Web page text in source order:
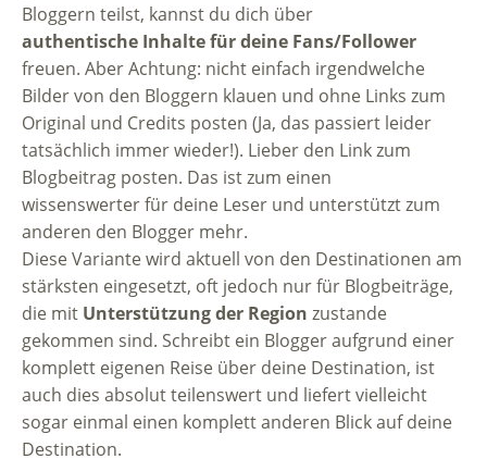
Bloggern teilst, kannst du dich über
authentische Inhalte für deine Fans/Follower
freuen. Aber Achtung: nicht einfach irgendwelche
Bilder von den Bloggern klauen und ohne Links zum
Original und Credits posten (Ja, das passiert leider
tatsächlich immer wieder!). Lieber den Link zum
Blogbeitrag posten. Das ist zum einen
wissenswerter für deine Leser und unterstützt zum
anderen den Blogger mehr.
Diese Variante wird aktuell von den Destinationen am
stärksten eingesetzt, oft jedoch nur für Blogbeiträge,
die mit Unterstützung der Region zustande
gekommen sind. Schreibt ein Blogger aufgrund einer
komplett eigenen Reise über deine Destination, ist
auch dies absolut teilenswert und liefert vielleicht
sogar einmal einen komplett anderen Blick auf deine
Destination.